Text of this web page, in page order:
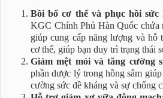
Bồi bổ cơ thể và phục hồi sức
KGC Chính Phủ Hàn Quốc chứa
giúp cung cấp năng lượng và hỗ
cơ thể, giúp bạn duy trì trạng thái
Giảm mệt mỏi và tăng cường
phần dược lý trong hồng sâm
cường sức đề kháng và sự chống